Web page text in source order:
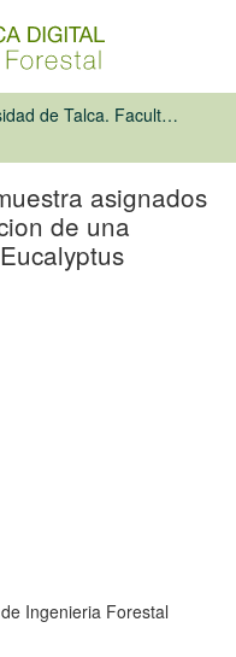
Universidad de Talca. Facultad de Ciencias Forestales
asignados
de una
Ingenieria Forestal